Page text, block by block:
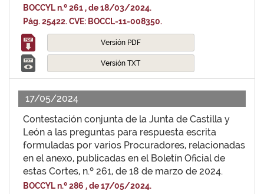
BOCCYL n.º 261 , de 18/03/2024.
Pág. 25422. CVE: BOCCL-11-008350.
Versión PDF
Versión TXT
17/05/2024
Contestación conjunta de la Junta de Castilla y
León a las preguntas para respuesta escrita
formuladas por varios Procuradores, relacionadas
en el anexo, publicadas en el Boletín Oficial de
estas Cortes, n.º 261, de 18 de marzo de 2024.
BOCCYL n.º 286 , de 17/05/2024.